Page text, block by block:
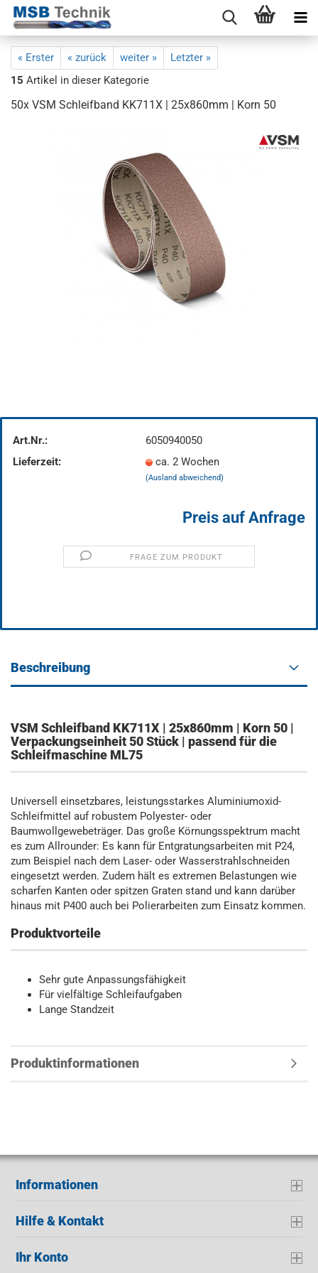
« Erster « zurück weiter »
Letzter »
15 Artikel in dieser Kategorie
50x VSM Schleifband KK711X | 25x860mm | Korn 50
Art.Nr.:
6050940050
Lieferzeit:
ca. 2 Wochen
(Ausland abweichend)
Preis auf Anfrage
FRAGE ZUM PRODUKT
Beschreibung
VSM Schleifband KK711X | 25x860mm | Korn 50 |
Verpackungseinheit 50 Stück | passend für die
Schleifmaschine ML75
Universell einsetzbares, leistungsstarkes Aluminiumoxid-
Schleifmittel auf robustem Polyester- oder
Baumwollgewebeträger. Das große Körnungsspektrum macht
es zum Allrounder: Es kann für Entgratungsarbeiten mit P24,
zum Beispiel nach dem Laser- oder Wasserstrahlschneiden
eingesetzt werden. Zudem hält es extremen Belastungen wie
scharfen Kanten oder spitzen Graten stand und kann darüber
hinaus mit P400 auch bei Polierarbeiten zum Einsatz kommen.
Produktvorteile
Sehr gute Anpassungsfähigkeit
Für vielfältige Schleifaufgaben
Lange Standzeit
Produktinformationen
Informationen
Hilfe & Kontakt
Ihr Konto